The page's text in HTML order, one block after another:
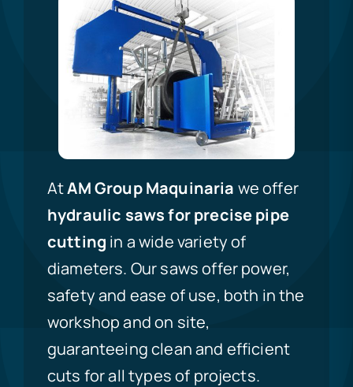
AtAM Group Maquinaria we offer
hydraulic saws for precise pipe
cutting in a wide variety of
diameters. Our saws offer power,
safety and ease of use, both in the
workshop and on site,
guaranteeing clean and efficient
cuts for all types of projects.